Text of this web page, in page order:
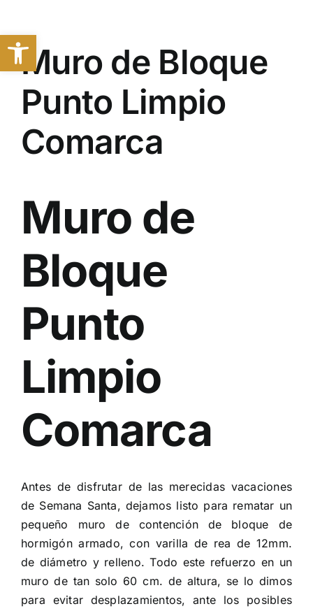
Abrir barra de herramientas
contenido
Muro de Bloque
Punto Limpio
Comarca
Muro de
Bloque
Punto
Limpio
Comarca
Antes de disfrutar de las merecidas vacaciones
de Semana Santa, dejamos listo para rematar un
pequeño muro de contención de bloque de
hormigón armado, con varilla de rea de 12mm.
de diámetro y relleno. Todo este refuerzo en un
muro de tan solo 60 cm. de altura, se lo dimos
para evitar desplazamientos, ante los posibles